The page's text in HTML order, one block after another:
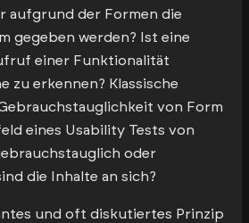
aufgrund der Formen die
gegeben werden? Ist eine
einer Funktionalität
zu erkennen? Klassische
von Form
eines Usability Tests von
oder
die Inhalte an sich?
und oft diskutiertes Prinzip